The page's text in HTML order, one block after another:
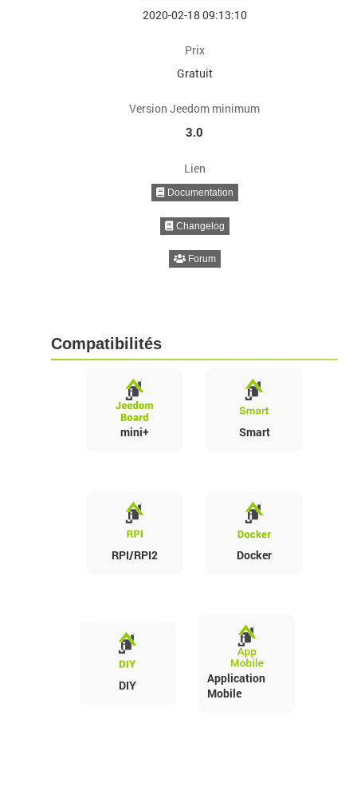
2020-02-18 09:13:10
Prix
Gratuit
Version Jeedom minimum
3.0
Lien
Documentation
Changelog
Forum
Compatibilités
mini+ Smart
RPI/RPI2 Docker
DIY
Application
Mobile